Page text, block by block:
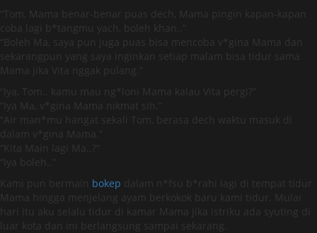
“Tom, Mama benar-benar puas dech, Mama pingin kapan-kapan
coba lagi b*tangmu yach, boleh khan..”
“Boleh Ma, saya pun juga puas bisa mencoba v*gina Mama dan
sekarangpun yang saya inginkan setiap malam bisa tidur sama
Mama jika Vita nggak pulang.”
“Iya, Tom.. kamu mau ng*loni Mama kalau Vita pergi?”
“Iya Ma, v*gina Mama nikmat sih.”
“Air man*mu hangat sekali Tom, berasa dech waktu masuk di
dalam v*gina Mama.”
“Kita Main lagi Ma..?”
“Iya boleh..”
Kami pun bermain bokep dalam n*fsu b*rahi lagi di tempat tidur
Mama hingga menjelang ayam berkokok baru kami tidur. Mulai
hari itu aku selalu tidur di kamar Mama jika istriku ada syuting di
luar kota dan ini berlangsung sampai sekarang.